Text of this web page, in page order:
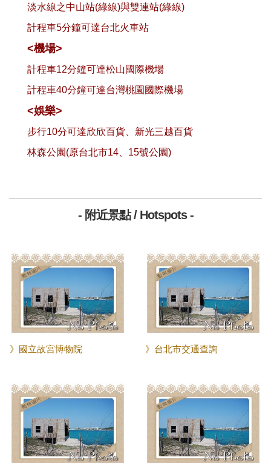
淡水線之中山站(綠線)與雙連站(綠線)
計程車5分鐘可達台北火車站
<機場>
計程車12分鐘可達松山國際機場
計程車40分鐘可達台灣桃園國際機場
<娛樂>
步行10分可達欣欣百貨、新光三越百貨
林森公園(原台北市14、15號公園)
- 附近景點 / Hotspots -
》國立故宮博物院 》台北市交通查詢